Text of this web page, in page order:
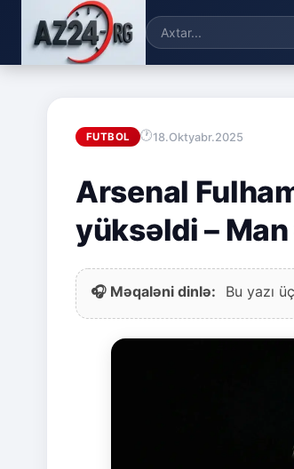
FUTBOL 18.Oktyabr.2025
Arsenal
yüksəldi –
🎧 Məqaləni dinlə: Bu yazı